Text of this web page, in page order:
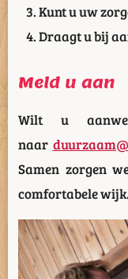
Kunt u uw
Draagt u bij
Meld u aan
Wilt u
naar
Samen zorgen
comfortabele wijk.